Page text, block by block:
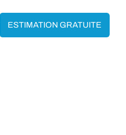
ESTIMATION GRATUITE